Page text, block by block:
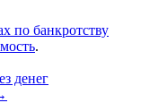
.
денег